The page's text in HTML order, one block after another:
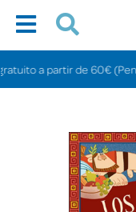
a partir de 60€